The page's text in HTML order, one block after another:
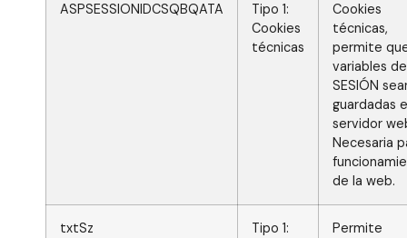
ASPSESSIONIDCSQBQATA
Tipo 1:
Cookies
técnicas
Cookies
técnicas,
permite
variables de
SESIÓN
guardadas
servidor
Necesaria
de la web.
txtSz Tipo 1: Permite